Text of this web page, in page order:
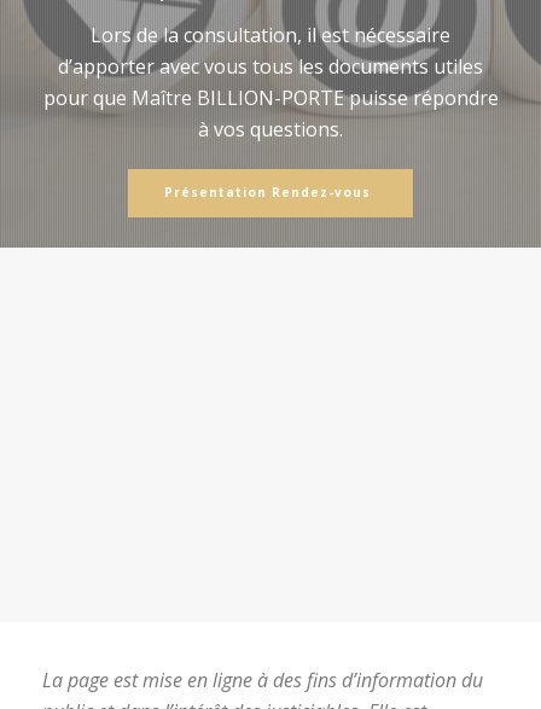
Lors de la consultation, il est nécessaire
d’apporter avec vous tous les documents utiles
pour que Maître BILLION-PORTE puisse répondre
à vos questions.
Présentation Rendez-vous
La page est mise en ligne à des fins d’information du